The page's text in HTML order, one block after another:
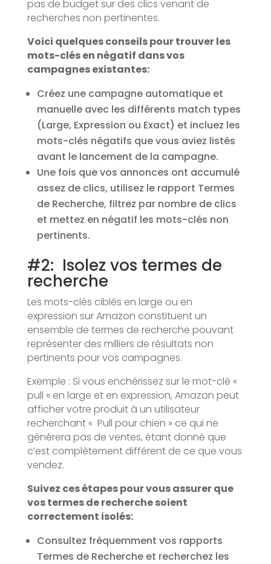
pas de budget sur des clics venant de
recherches non pertinentes.
Voici quelques conseils pour trouver les
mots-clés en négatif dans vos
campagnes existantes:
Créez une campagne automatique et
manuelle avec les différents match types
(Large, Expression ou Exact) et incluez les
mots-clés négatifs que vous aviez listés
avant le lancement de la campagne.
Une fois que vos annonces ont accumulé
assez de clics, utilisez le rapport Termes
de Recherche, filtrez par nombre de clics
et mettez en négatif les mots-clés non
pertinents.
#2: Isolez vos termes de
recherche
Les mots-clés ciblés en large ou en
expression sur Amazon constituent un
ensemble de termes de recherche pouvant
représenter des milliers de résultats non
pertinents pour vos campagnes.
Exemple : Si vous enchérissez sur le mot-clé «
pull » en large et en expression, Amazon peut
afficher votre produit à un utilisateur
recherchant « Pull pour chien » ce qui ne
générera pas de ventes, étant donné que
c’est complètement différent de ce que vous
vendez.
Suivez ces étapes pour vous assurer que
vos termes de recherche soient
correctement isolés:
Consultez fréquemment vos rapports
Termes de Recherche et recherchez les